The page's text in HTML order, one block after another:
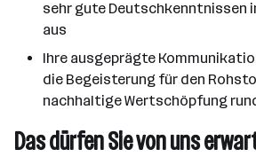
sehr gute Deutschkenntnissen
aus
Ihre ausgeprägte
die Begeisterung für den
nachhaltige Wertschöpfung
Das dürfen Sie von uns